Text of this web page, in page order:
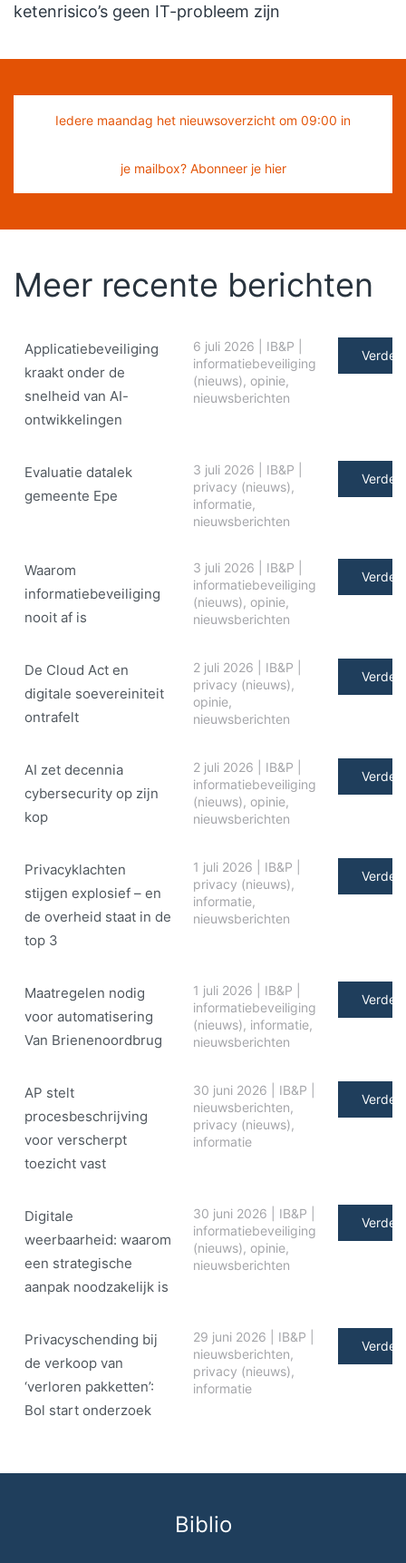
ketenrisico’s geen IT-probleem zijn
Iedere maandag het nieuwsoverzicht om 09:00 in
je mailbox? Abonneer je hier
Meer recente berichten
Applicatiebeveiliging
kraakt onder de
snelheid van AI-
ontwikkelingen
6 juli 2026 IB&P
informatiebeveiliging
(nieuws), opinie,
nieuwsberichten
Verder
Evaluatie datalek
gemeente Epe
3 juli 2026 IB&P
privacy (nieuws),
informatie,
nieuwsberichten
Verder
Waarom
informatiebeveiliging
nooit af is
3 juli 2026 IB&P
informatiebeveiliging
(nieuws), opinie,
nieuwsberichten
Verder
De Cloud Act en
digitale soe­ve­rei­ni­teit
ontrafelt
2 juli 2026 IB&P
privacy (nieuws),
opinie,
nieuwsberichten
Verder
AI zet decennia
cybersecurity op zijn
kop
2 juli 2026 IB&P
informatiebeveiliging
(nieuws), opinie,
nieuwsberichten
Verder
Privacyklachten
stijgen explosief – en
de overheid staat in de
top 3
1 juli 2026 IB&P
privacy (nieuws),
informatie,
nieuwsberichten
Verder
Maatregelen nodig
voor automatisering
Van Brienenoordbrug
1 juli 2026 IB&P
informatiebeveiliging
(nieuws), informatie,
nieuwsberichten
Verder
AP stelt
procesbeschrijving
voor verscherpt
toezicht vast
30 juni 2026 IB&P
nieuwsberichten,
privacy (nieuws),
informatie
Verder
Digitale
weerbaarheid: waarom
een strategische
aanpak noodzakelijk is
30 juni 2026 IB&P
informatiebeveiliging
(nieuws), opinie,
nieuwsberichten
Verder
Privacyschending bij
de verkoop van
‘verloren pakketten’:
Bol start onderzoek
29 juni 2026 IB&P
nieuwsberichten,
privacy (nieuws),
informatie
Verder
Biblio